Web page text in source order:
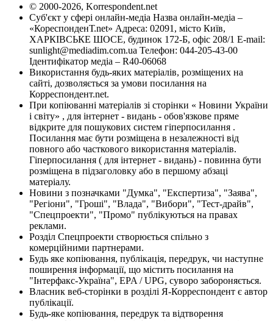
© 2000-2026, Korrespondent.net
Суб'єкт у сфері онлайн-медіа Назва онлайн-медіа –
«КореспонденТ.net» Адреса: 02091, місто Київ,
ХАРКІВСЬКЕ ШОСЕ, будинок 172-Б, офіс 208/1 E-mail:
sunlight@mediadim.com.ua Телефон: 044-205-43-00
Ідентифікатор медіа – R40-06068
Використання будь-яких матеріалів, розміщених на
сайті, дозволяється за умови посилання на
Корреспондент.net.
При копіюванні матеріалів зі сторінки « Новини України
і світу» , для інтернет - видань - обов'язкове пряме
відкрите для пошукових систем гіперпосилання .
Посилання має бути розміщена в незалежності від
повного або часткового використання матеріалів.
Гіперпосилання ( для інтернет - видань) - повинна бути
розміщена в підзаголовку або в першому абзаці
матеріалу.
Новини з позначками "Думка", "Експертиза", "Заява",
"Регіони", "Гроші", "Влада", "Вибори", "Тест-драйв",
"Спецпроекти", "Промо" публікуються на правах
реклами.
Розділ Спецпроекти створюється спільно з
комерційними партнерами.
Будь яке копіювання, публікація, передрук, чи наступне
поширення інформації, що містить посилання на
"Інтерфакс-Україна", EPA / UPG, суворо забороняється.
Власник веб-сторінки в розділі Я-Корреспондент є автор
публікації.
Будь-яке копіювання, передрук та відтворення